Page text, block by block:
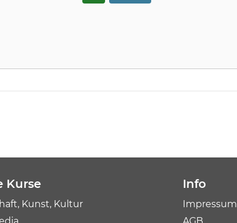
Kurse
Kunst, Kultur
Info
Impressum